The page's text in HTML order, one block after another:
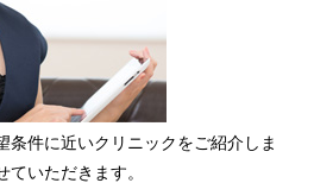
条件に近いクリニックをご紹介しま
いただきます。